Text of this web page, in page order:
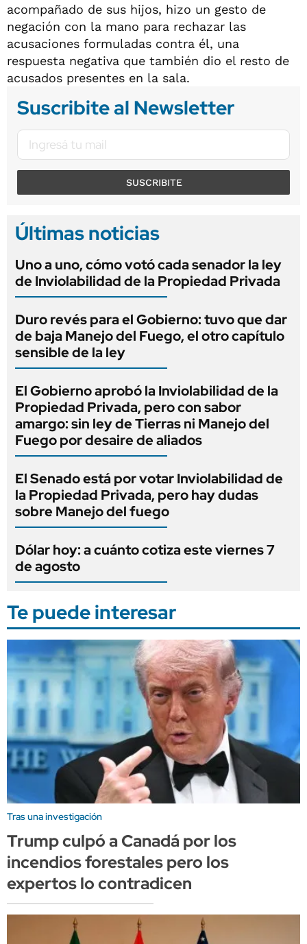
acompañado de sus hijos, hizo un gesto de
negación con la mano para rechazar las
acusaciones formuladas contra él, una
respuesta negativa que también dio el resto de
acusados presentes en la sala.
Suscribite al Newsletter
SUSCRIBITE
Últimas noticias
Uno a uno, cómo votó cada senador la ley
de Inviolabilidad de la Propiedad Privada
Duro revés para el Gobierno: tuvo que dar
de baja Manejo del Fuego, el otro capítulo
sensible de la ley
El Gobierno aprobó la Inviolabilidad de la
Propiedad Privada, pero con sabor
amargo: sin ley de Tierras ni Manejo del
Fuego por desaire de aliados
El Senado está por votar Inviolabilidad de
la Propiedad Privada, pero hay dudas
sobre Manejo del fuego
Dólar hoy: a cuánto cotiza este viernes 7
de agosto
Te puede interesar
Tras una investigación
Trump culpó a Canadá por los
incendios forestales pero los
expertos lo contradicen